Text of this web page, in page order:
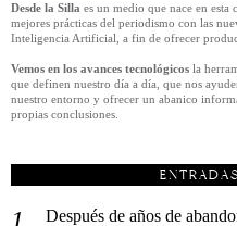
Desde la Silla es un medio que nace en
mejores prácticas del periodismo con las
Inteligencia Artificial, a fin de ofrecer
Vemos en los avances tecnológicos la
que definen nuestro día a día, que nos
nuestro entorno y ofrecer un abanico
propias conclusiones.
Después de años de